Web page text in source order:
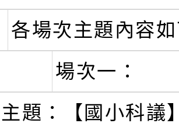
各場次主題內容
場次一：
主題：【國小科議